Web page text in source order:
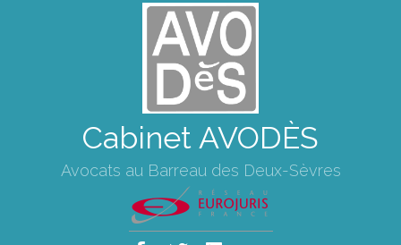
Cabinet AVODÈS
Avocats au Barreau des Deux-Sèvres